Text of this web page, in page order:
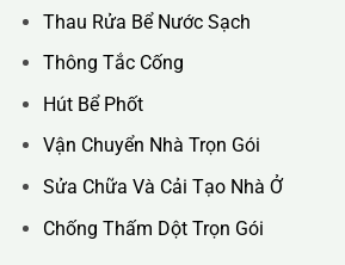
Trụ Sở Chính :36C Ngõ 89 Lê Đức Thọ
TP Hà Nội
Hotline : 0388.444.445